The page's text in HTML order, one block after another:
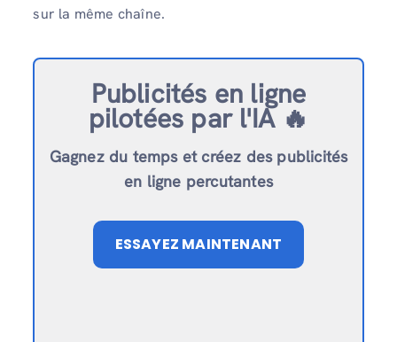
sur la même chaîne.
Publicités en ligne
pilotées par l'IA 🔥
Gagnez du temps et créez des publicités
en ligne percutantes
ESSAYEZ MAINTENANT